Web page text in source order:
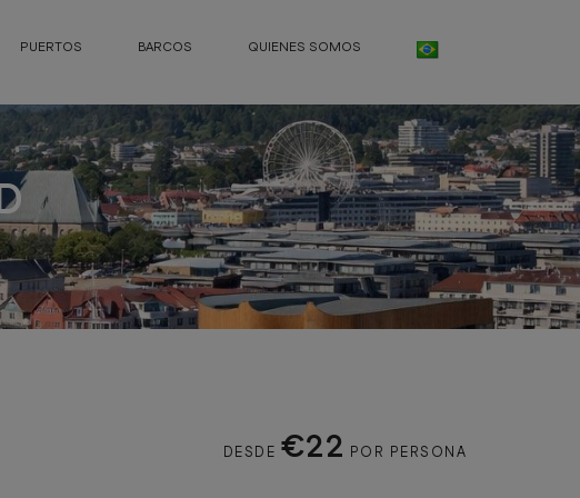
PUERTOS BARCOS QUIENES SOMOS
DESDE €22 POR PERSONA